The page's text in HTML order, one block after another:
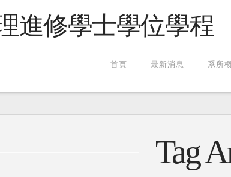
進修學士學位學程
首頁 最新消息 系所
Tag